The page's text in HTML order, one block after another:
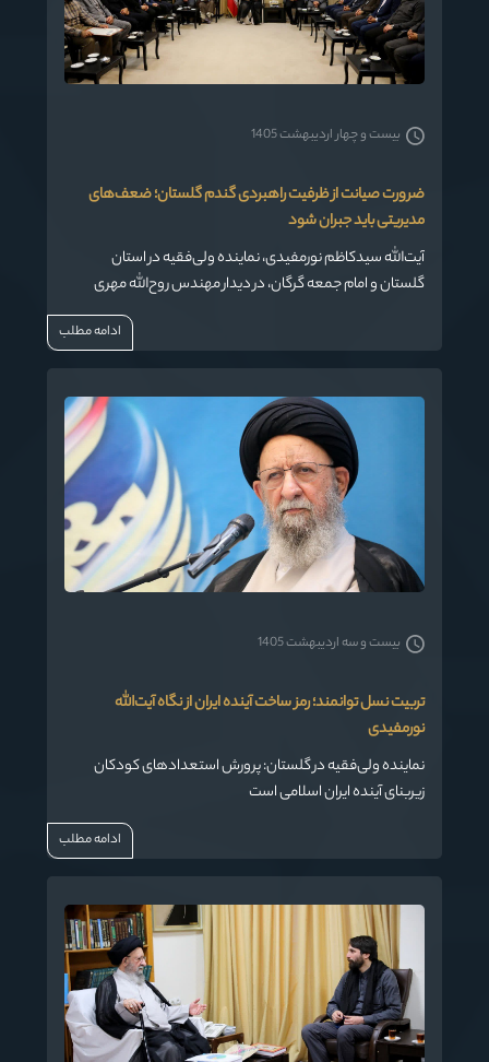
ضرورت صیانت از ظرفیت راهبردی گندم گلستان؛ ضعف‌های
مدیریتی باید جبران شود
آیت‌الله سیدکاظم نورمفیدی، نماینده ولی‌فقیه در استان
گلستان و امام جمعه گرگان، در دیدار مهندس روح‌الله مهری
مدیرکل غله و خدمات بازرگانی استان گلستان و معاونان این
مجموعه با ایشان، ضمن اشاره به ظرفیت‌های بزرگ خدادادی
بیست و چهار اردیبهشت 1405
ادامه مطلب
تربیت نسل توانمند؛ رمز ساخت آینده ایران از نگاه آیت‌الله
نورمفیدی
نماینده ولی‌فقیه در گلستان: پرورش استعدادهای کودکان
زیربنای آینده ایران اسلامی است
بیست و سه اردیبهشت 1405
ادامه مطلب